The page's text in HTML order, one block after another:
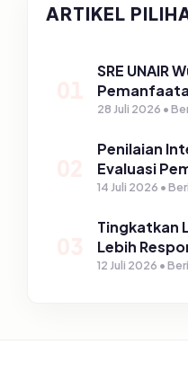
ARTIKEL
SRE UNAIR
PLTPH
28 Juli 2026 •
Penilaian
Evaluasi
Sektoral
14 Juli 2026 •
Tingkatkan
Lebih
Gelar
12 Juli 2026 •